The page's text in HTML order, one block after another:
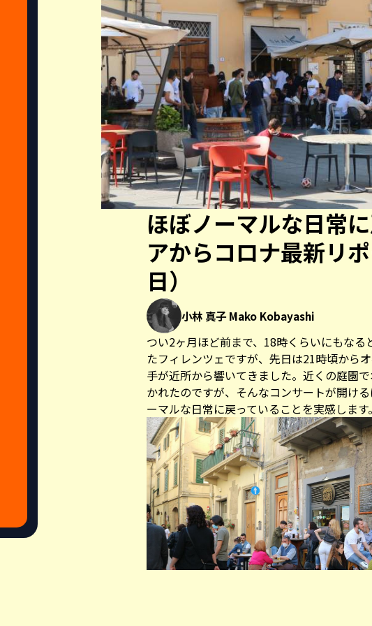
ほぼノーマルな日常
アからコロナ最新リ
日）
小林 真子 Mako Kobayashi
つい2ヶ月ほど前まで、18時くらいにもなる
たフィレンツェですが、先日は21時頃から
手が近所から響いてきました。近くの庭園
かれたのですが、そんなコンサートが開け
ーマルな日常に戻っていることを実感します。